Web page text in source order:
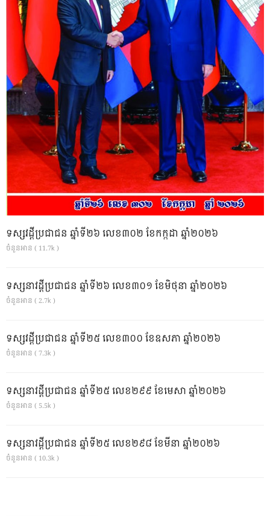
ទស្សវដ្តីប្រជាជន ឆ្នាំទី២៦ លេខ៣០២ ខែកក្កដា ឆ្នាំ២០២៦
ចំនួនអាន ( 11.7k )
ទស្សនាវដ្ដីប្រជាជន ឆ្នាំទី២៦ លេខ៣០១ ខែមិថុនា ឆ្នាំ២០២៦
ចំនួនអាន ( 2.7k )
ទស្សវដ្តីប្រជាជន ឆ្នាំទី២៥ លេខ៣០០ ខែឧសភា ឆ្នាំ២០២៦
ចំនួនអាន ( 7.3k )
ទស្សនាវដ្ដីប្រជាជន ឆ្នាំទី២៥ លេខ២៩៩ ខែមេសា ឆ្នាំ២០២៦
ចំនួនអាន ( 5.5k )
ទស្សនាវដ្ដីប្រជាជន ឆ្នាំទី២៥ លេខ២៩៨ ខែមីនា ឆ្នាំ២០២៦
ចំនួនអាន ( 10.3k )